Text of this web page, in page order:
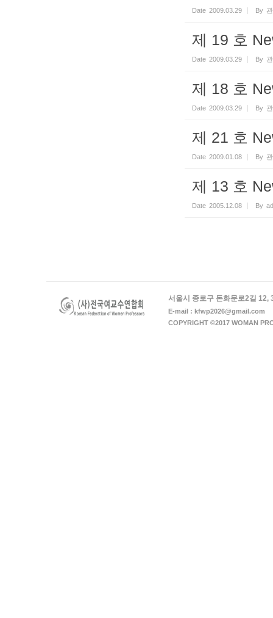
Date 2009.03.29 By
제 19 호
Date 2009.03.29 By
제 18 호
Date 2009.03.29 By
제 21 호
Date 2009.01.08 By
제 13 호
Date 2005.12.08 By
서울시 종로구 돈화문로2길 12,
E-mail : kfwp2026@gmail.com
COPYRIGHT ©2017 WOMAN